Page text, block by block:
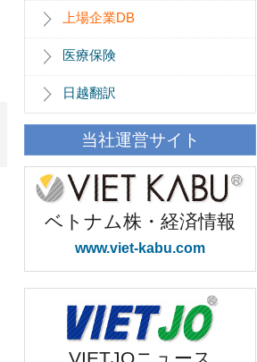
上場企業DB
医療保険
日越翻訳
当社運営サイト
ベトナム株・経済情報
www.viet-kabu.com